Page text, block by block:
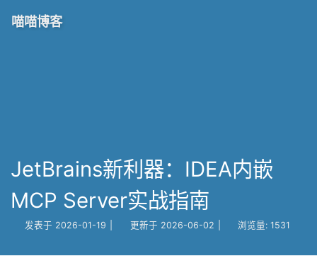
喵喵博客
JetBrains新利器：IDEA内嵌
MCP Server实战指南
发表于 2026-01-19 更新于 2026-06-02 浏览量: 1531